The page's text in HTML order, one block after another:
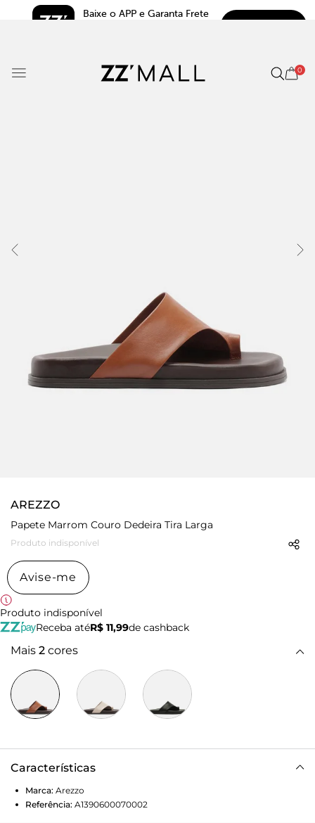
Baixe o APP e Garanta Frete
0
AREZZO
Papete Marrom Couro Dedeira Tira Larga
Produto indisponível
Avise-me
Produto indisponível
Receba atéR$ 11,99de cashback
Mais 2 cores
Características
Marca: Arezzo
Referência: A1390600070002